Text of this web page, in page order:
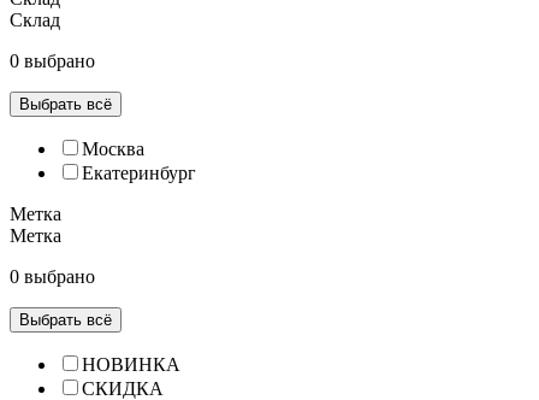
Склад
0 выбрано
Выбрать всё
Москва
Екатеринбург
Метка
Метка
0 выбрано
Выбрать всё
НОВИНКА
СКИДКА